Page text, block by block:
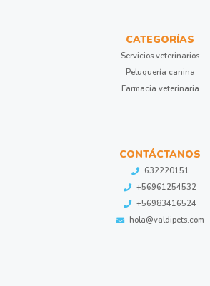
CATEGORÍAS
Servicios veterinarios
Peluquería canina
Farmacia veterinaria
CONTÁCTANOS
632220151
+56961254532
+56983416524
hola@valdipets.com